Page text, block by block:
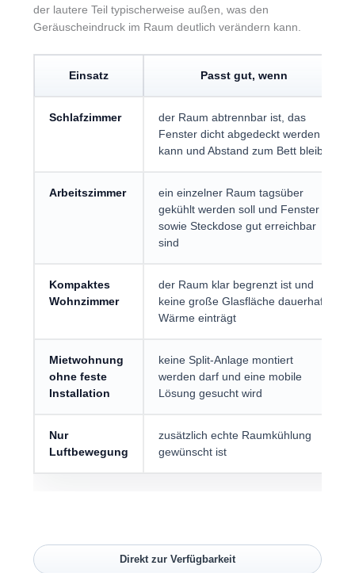
der lautere Teil typischerweise außen, was den
Geräuscheindruck im Raum deutlich verändern kann.
Einsatz Passt gut, wenn
Schlafzimmer
der Raum abtrennbar ist, das
Fenster dicht abgedeckt werden
kann und Abstand zum Bett bleibt
Arbeitszimmer
ein einzelner Raum tagsüber
gekühlt werden soll und Fenster
sowie Steckdose gut erreichbar
sind
Kompaktes
Wohnzimmer
der Raum klar begrenzt ist und
keine große Glasfläche dauerhaft
Wärme einträgt
Mietwohnung
ohne feste
Installation
keine Split-Anlage montiert
werden darf und eine mobile
Lösung gesucht wird
Nur
Luftbewegung
zusätzlich echte Raumkühlung
gewünscht ist
Direkt zur Verfügbarkeit